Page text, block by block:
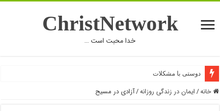
ChristNetwork
خدا محبت است …
دوستی با مشکلات
خانه/ایمان در زندگی روزانه/آزادی در مسیح